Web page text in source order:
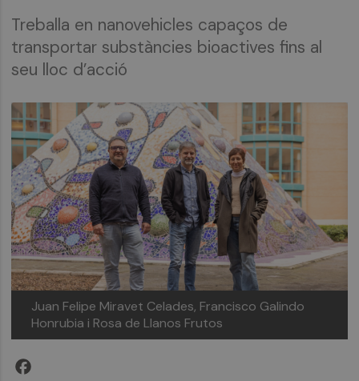
Treballa en nanovehicles capaços de
transportar substàncies bioactives fins al
seu lloc d’acció
Juan Felipe Miravet Celades, Francisco Galindo
Honrubia i Rosa de Llanos Frutos